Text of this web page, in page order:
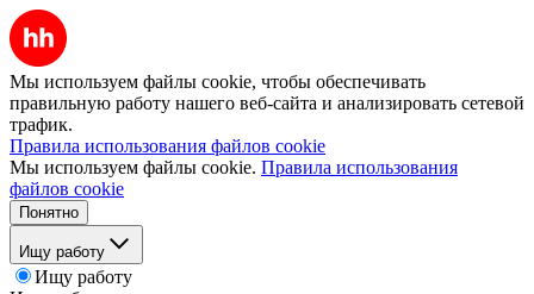
Мы используем файлы cookie, чтобы обеспечивать
правильную работу нашего веб-сайта и анализировать сетевой
трафик.
Правила использования файлов cookie
Мы используем файлы cookie. Правила использования
файлов cookie
Понятно
Ищу работу
Ищу работу